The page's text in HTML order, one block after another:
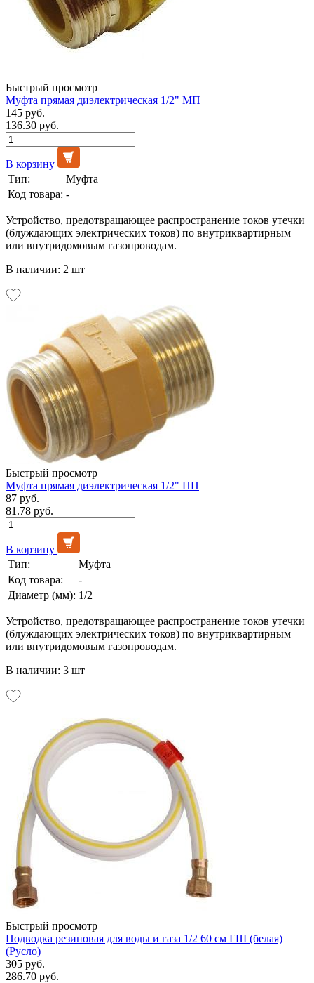
Быстрый просмотр
Муфта прямая диэлектрическая 1/2" МП
145 руб.
136.30 руб.
В корзину
Тип:
Муфта
Код товара: -
Устройство, предотвращающее распространение токов утечки
(блуждающих электрических токов) по внутриквартирным
или внутридомовым газопроводам.
В наличии: 2 шт
Быстрый просмотр
Муфта прямая диэлектрическая 1/2" ПП
87 руб.
81.78 руб.
В корзину
Тип:
Муфта
Код товара:
-
Диаметр (мм): 1/2
Устройство, предотвращающее распространение токов утечки
(блуждающих электрических токов) по внутриквартирным
или внутридомовым газопроводам.
В наличии: 3 шт
Быстрый просмотр
Подводка резиновая для воды и газа 1/2 60 см ГШ (белая)
(Русло)
305 руб.
286.70 руб.